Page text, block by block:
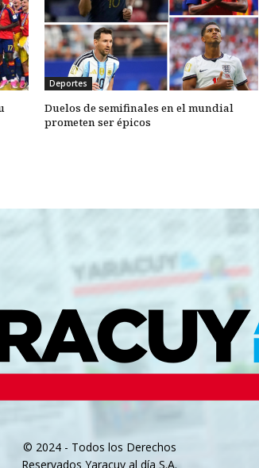
Deportes
Duelos de semifinales en el mundial
prometen ser épicos
© 2024 - Todos los Derechos
Reservados Yaracuy al día S.A.